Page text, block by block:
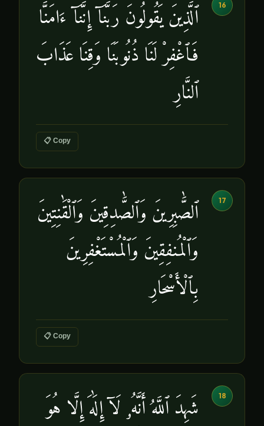
16
ٱلَّذِينَ يَقُولُونَ رَبَّنَآ إِنَّنَآ ءَامَنَّا
فَٱغْفِرْ لَنَا ذُنُوبَنَا وَقِنَا عَذَابَ
ٱلنَّارِ
📋 Copy
17
ٱلصَّٰبِرِينَ وَٱلصَّٰدِقِينَ وَٱلْقَٰنِتِينَ
وَٱلْمُنفِقِينَ وَٱلْمُسْتَغْفِرِينَ
بِٱلْأَسْحَارِ
📋 Copy
18
شَهِدَ ٱللَّهُ أَنَّهُۥ لَآ إِلَٰهَ إِلَّا هُوَ